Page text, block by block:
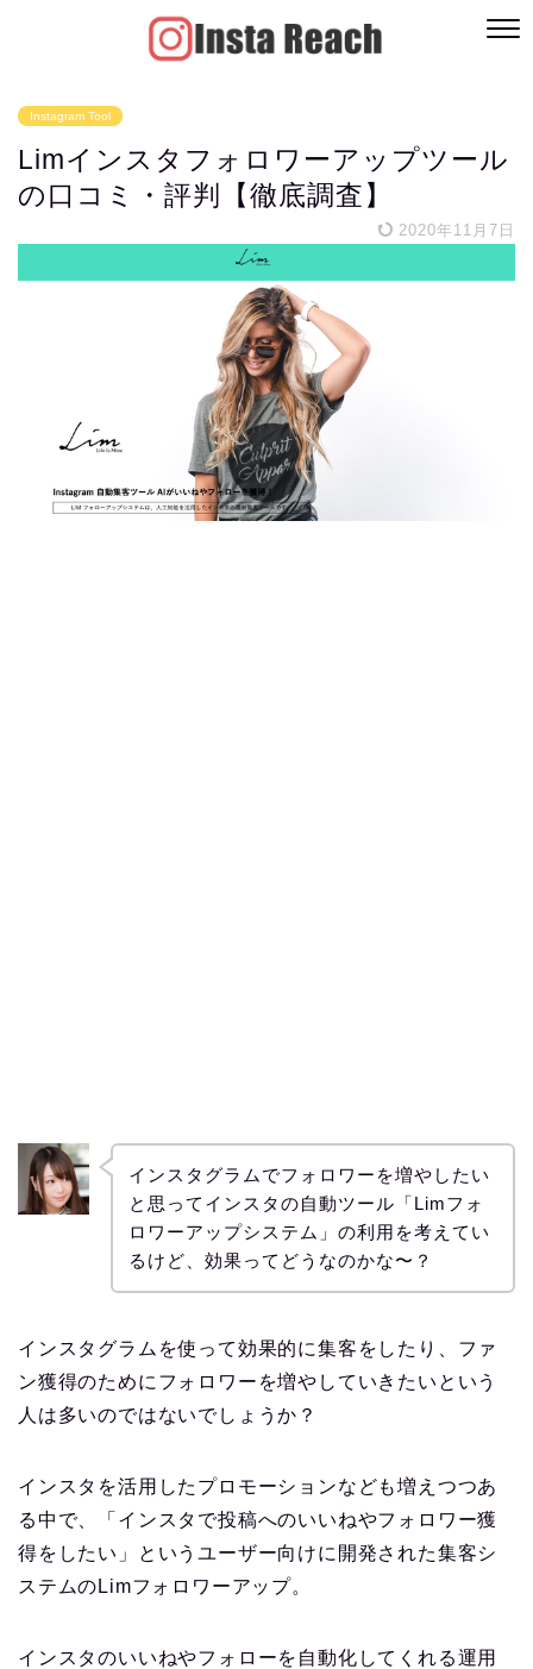
Instagram Tool
Limインスタフォロワーアップツール
の口コミ・評判【徹底調査】
2020年11月7日
インスタグラムでフォロワーを増やしたい
と思ってインスタの自動ツール「Limフォ
ロワーアップシステム」の利用を考えてい
るけど、効果ってどうなのかな〜？
インスタグラムを使って効果的に集客をしたり、ファ
ン獲得のためにフォロワーを増やしていきたいという
人は多いのではないでしょうか？
インスタを活用したプロモーションなども増えつつあ
る中で、「インスタで投稿へのいいねやフォロワー獲
得をしたい」というユーザー向けに開発された集客シ
ステムのLimフォロワーアップ。
インスタのいいねやフォローを自動化してくれる運用